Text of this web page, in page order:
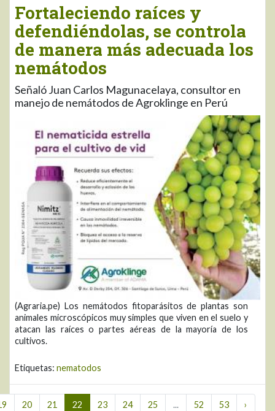
Fortaleciendo raíces y
defendiéndolas, se controla
de manera más adecuada los
nemátodos
Señaló Juan Carlos Magunacelaya, consultor en
manejo de nemátodos de Agroklinge en Perú
(Agraria.pe) Los nemátodos fitoparásitos de plantas son
animales microscópicos muy simples que viven en el suelo y
atacan las raíces o partes aéreas de la mayoría de los
cultivos.
Etiquetas: nematodos
20 21 22 23 24 25 ... 52 53 ›